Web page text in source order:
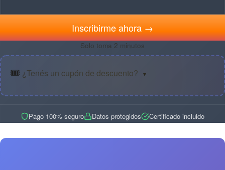
Inscribirme ahora →
Solo toma 2 minutos
🎟️ ¿Tenés un cupón de descuento? ▼
Pago 100% seguro Datos protegidos Certificado incluido